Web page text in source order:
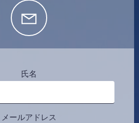
氏名
メールアドレス